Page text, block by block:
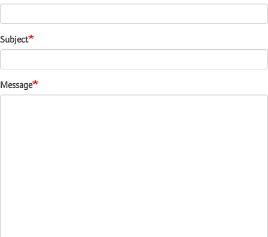
Subject
Message